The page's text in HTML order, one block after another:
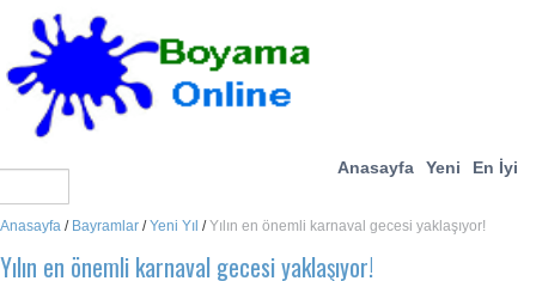
Anasayfa Yeni En İyi
Anasayfa / Bayramlar /Yeni Yıl /Yılın en önemli karnaval gecesi yaklaşıyor!
Yılın en önemli karnaval gecesi yaklaşıyor!